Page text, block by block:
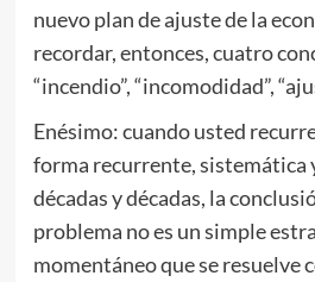
nuevo plan de ajuste de la
recordar, entonces, cuatro
“incendio”, “incomodidad”,
Enésimo: cuando usted
forma recurrente, sistemática
décadas y décadas, la
problema no es un simple
momentáneo que se resuelve